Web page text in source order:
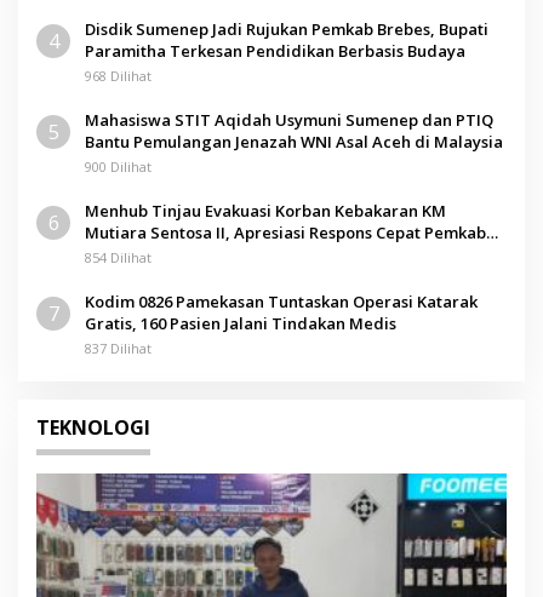
4
Disdik Sumenep Jadi Rujukan Pemkab Brebes, Bupati
Paramitha Terkesan Pendidikan Berbasis Budaya
968 Dilihat
5
Mahasiswa STIT Aqidah Usymuni Sumenep dan PTIQ
Bantu Pemulangan Jenazah WNI Asal Aceh di Malaysia
900 Dilihat
6
Menhub Tinjau Evakuasi Korban Kebakaran KM
Mutiara Sentosa II, Apresiasi Respons Cepat Pemkab
Sumenep
854 Dilihat
7
Kodim 0826 Pamekasan Tuntaskan Operasi Katarak
Gratis, 160 Pasien Jalani Tindakan Medis
837 Dilihat
TEKNOLOGI